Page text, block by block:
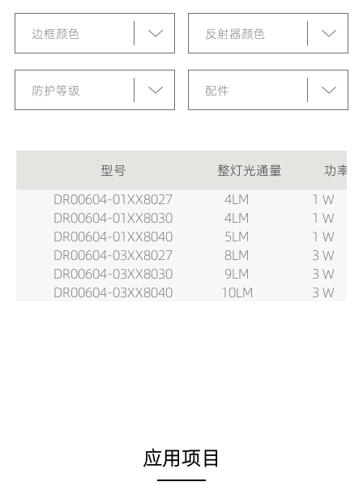
边框颜色 反射器颜色
防护等级 配件
型号 整灯光通量 功率
DR00604-01XX8027
DR00604-01XX8030
DR00604-01XX8040
DR00604-03XX8027
DR00604-03XX8030
DR00604-03XX8040
4LM
4LM
5LM
8LM
9LM
10LM
1 W
1 W
1 W
3 W
3 W
3 W
应用项目